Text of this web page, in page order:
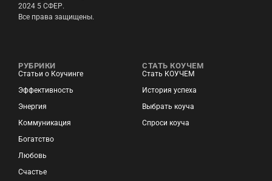
2024 5 СФЕР.
Все права защищены.
РУБРИКИ
Статьи о Коучинге
Эффективность
Энергия
Коммуникация
Богатство
Любовь
Счастье
СТАТЬ КОУЧЕМ
Стать КОУЧЕМ
История успеха
Выбрать коуча
Спроси коуча